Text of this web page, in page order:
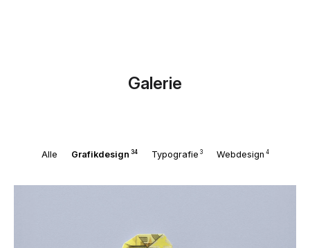
Galerie
Alle Grafikdesign 34 Typografie 3 Webdesign 4